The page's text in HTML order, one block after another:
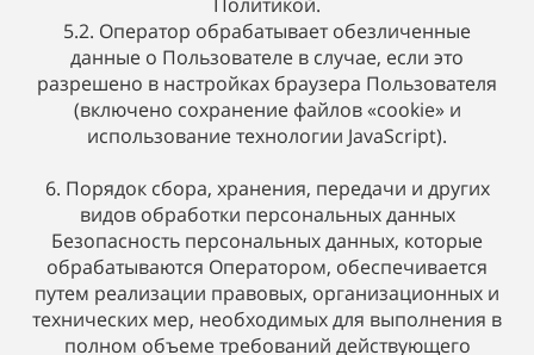
5.2. Оператор обрабатывает обезличенные
данные о Пользователе в случае, если это
разрешено в настройках браузера Пользователя
(включено сохранение файлов «cookie» и
использование технологии JavaScript).
6. Порядок сбора, хранения, передачи и других
видов обработки персональных данных
Безопасность персональных данных, которые
обрабатываются Оператором, обеспечивается
путем реализации правовых, организационных и
технических мер, необходимых для выполнения в
полном объеме требований действующего